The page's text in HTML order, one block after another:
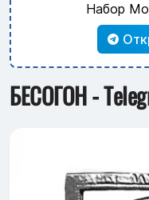
Набор
БЕСОГОН -